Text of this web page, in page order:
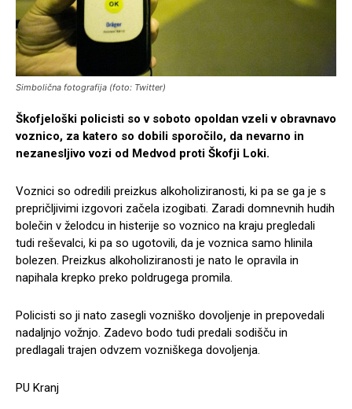
Simbolična fotografija (foto: Twitter)
Škofjeloški policisti so v soboto opoldan vzeli v obravnavo
voznico, za katero so dobili sporočilo, da nevarno in
nezanesljivo vozi od Medvod proti Škofji Loki.
Voznici so odredili preizkus alkoholiziranosti, ki pa se ga je s
prepričljivimi izgovori začela izogibati. Zaradi domnevnih hudih
bolečin v želodcu in histerije so voznico na kraju pregledali
tudi reševalci, ki pa so ugotovili, da je voznica samo hlinila
bolezen. Preizkus alkoholiziranosti je nato le opravila in
napihala krepko preko poldrugega promila.
Policisti so ji nato zasegli vozniško dovoljenje in prepovedali
nadaljnjo vožnjo. Zadevo bodo tudi predali sodišču in
predlagali trajen odvzem vozniškega dovoljenja.
PU Kranj